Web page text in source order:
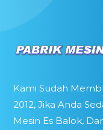
Kami Sudah
2012, Jika Anda
Mesin Es Balok,